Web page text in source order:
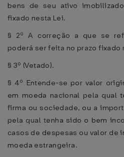
bens de seu ativo
fixado nesta Lei.
§ 2º A correção a que se
poderá ser feita no prazo fixado
§ 3º (Vetado).
§ 4º Entende-se por valor
em moeda nacional pela qual
firma ou sociedade, ou a
pela qual tenha sido o bem
casos de despesas ou valor de
moeda estrangeira.